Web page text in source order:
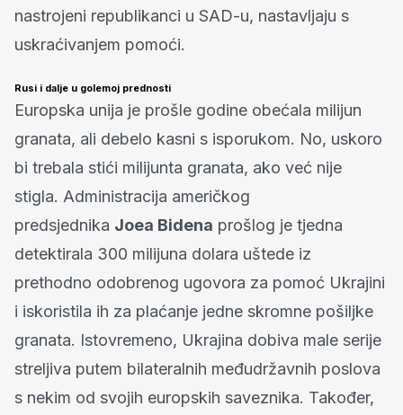
nastrojeni republikanci u SAD-u, nastavljaju s
uskraćivanjem pomoći.
Rusi i dalje u golemoj prednosti
Europska unija je prošle godine obećala milijun
granata, ali debelo kasni s isporukom. No, uskoro
bi trebala stići milijunta granata, ako već nije
stigla. Administracija američkog
predsjednika Joea Bidena prošlog je tjedna
detektirala 300 milijuna dolara uštede iz
prethodno odobrenog ugovora za pomoć Ukrajini
i iskoristila ih za plaćanje jedne skromne pošiljke
granata. Istovremeno, Ukrajina dobiva male serije
streljiva putem bilateralnih međudržavnih poslova
s nekim od svojih europskih saveznika. Također,